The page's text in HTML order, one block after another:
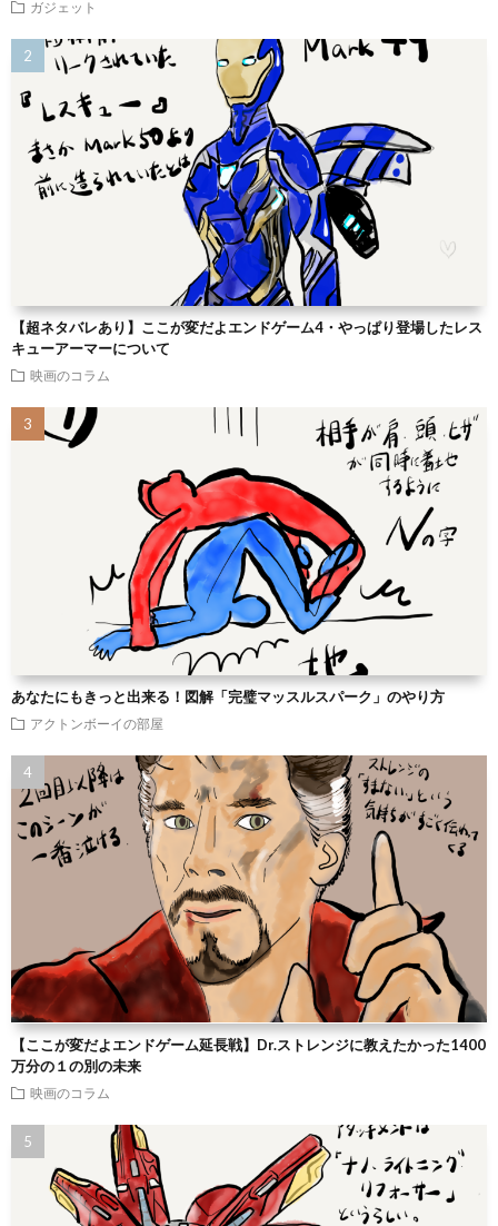
ガジェット
【超ネタバレあり】ここが変だよエンドゲーム4・やっぱり登場したレス
キューアーマーについて
映画のコラム
あなたにもきっと出来る！図解「完璧マッスルスパーク」のやり方
アクトンボーイの部屋
【ここが変だよエンドゲーム延長戦】Dr.ストレンジに教えたかった1400
万分の１の別の未来
映画のコラム